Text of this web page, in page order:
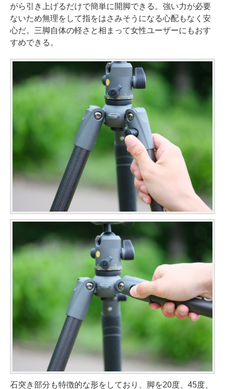
がら引き上げるだけで簡単に開脚できる。強い力が必要
ないため無理をして指をはさみそうになる心配もなく安
心だ。三脚自体の軽さと相まって女性ユーザーにもおす
すめできる。
石突き部分も特徴的な形をしており、脚を20度、45度、